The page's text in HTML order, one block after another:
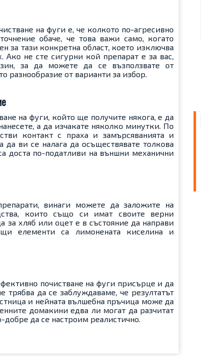
на фуги е, че колкото по-агресивно
обаче, че това важи само, когато
за тази конкретна област, което изключва
Ако не сте сигурни кой препарат е за вас,
за да можете да се възползвате от
разнообразие от варианти за избор.
на фуги, който ще получите някога, е да
а да изчакате няколко минутки. По
контакт с праха и замърсяванията и
ви се налага да осъществявате толкова
доста по-податливи на външни механични
винаги можете да заложите на
които също си имат своите верни
за хляб или оцет е в състояние да направи
елементи са лимонената киселина и
почистване на фуги присърце и да
трябва да се заблуждаваме, че резултатът
и нейната вълшебна пръчица може да
домакини едва ли могат да разчитат
да се настроим реалистично.